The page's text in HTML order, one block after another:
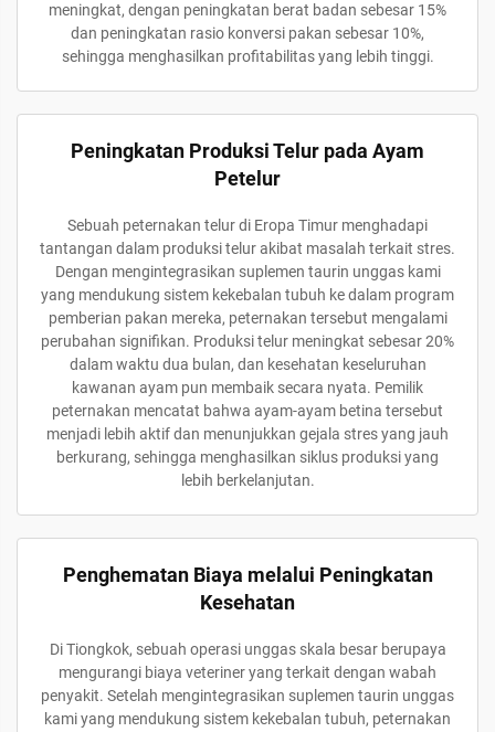
meningkat, dengan peningkatan berat badan sebesar 15%
dan peningkatan rasio konversi pakan sebesar 10%,
sehingga menghasilkan profitabilitas yang lebih tinggi.
Peningkatan Produksi Telur pada Ayam
Petelur
Sebuah peternakan telur di Eropa Timur menghadapi
tantangan dalam produksi telur akibat masalah terkait stres.
Dengan mengintegrasikan suplemen taurin unggas kami
yang mendukung sistem kekebalan tubuh ke dalam program
pemberian pakan mereka, peternakan tersebut mengalami
perubahan signifikan. Produksi telur meningkat sebesar 20%
dalam waktu dua bulan, dan kesehatan keseluruhan
kawanan ayam pun membaik secara nyata. Pemilik
peternakan mencatat bahwa ayam-ayam betina tersebut
menjadi lebih aktif dan menunjukkan gejala stres yang jauh
berkurang, sehingga menghasilkan siklus produksi yang
lebih berkelanjutan.
Penghematan Biaya melalui Peningkatan
Kesehatan
Di Tiongkok, sebuah operasi unggas skala besar berupaya
mengurangi biaya veteriner yang terkait dengan wabah
penyakit. Setelah mengintegrasikan suplemen taurin unggas
kami yang mendukung sistem kekebalan tubuh, peternakan